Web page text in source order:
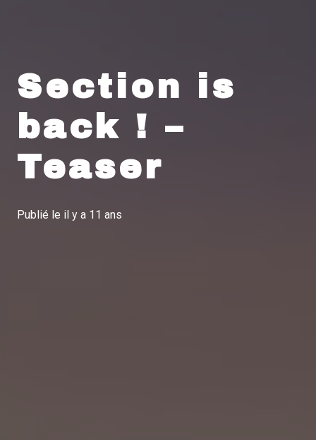
Section is
back ! –
Teaser
Publié le il y a 11 ans